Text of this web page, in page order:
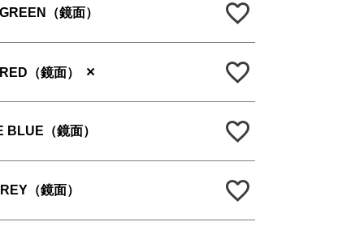
（鏡面）
（鏡面） ×
BLUE（鏡面）
（鏡面）